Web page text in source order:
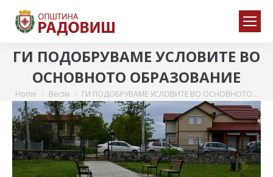
ГИ ПОДОБРУВАМЕ УСЛОВИТЕ ВО
ОСНОВНОТО ОБРАЗОВАНИЕ
You are here:
Home Вести ГИ ПОДОБРУВАМЕ УСЛОВИТЕ ВО ОСНОВНОТО…